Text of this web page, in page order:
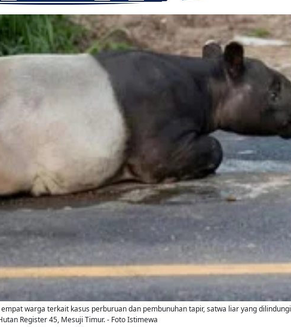
warga terkait kasus perburuan dan pembunuhan tapir, satwa liar yang dilindungi
Register 45, Mesuji Timur. - Foto Istimewa